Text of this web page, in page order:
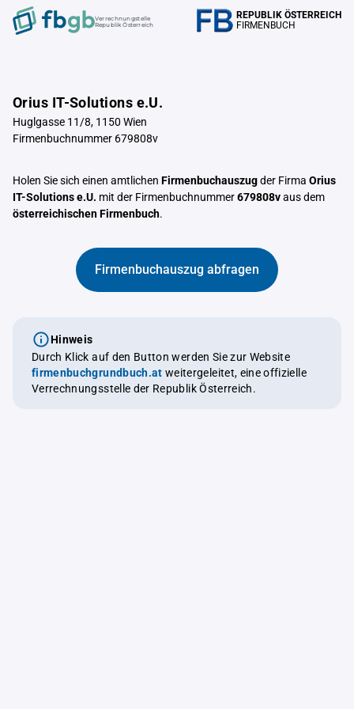
Verrechnungstelle
Republik Österreich
REPUBLIK ÖSTERREICH
FIRMENBUCH
Orius IT-Solutions e.U.
Huglgasse 11/8, 1150 Wien
Firmenbuchnummer 679808v
Holen Sie sich einen amtlichen Firmenbuchauszugder Firma Orius
IT-Solutions e.U. mit der Firmenbuchnummer679808vaus dem
österreichischen Firmenbuch.
Firmenbuchauszug abfragen
Hinweis
Durch Klick auf den Button werden Sie zur Website
firmenbuchgrundbuch.at weitergeleitet, eine offizielle
Verrechnungsstelle der Republik Österreich.